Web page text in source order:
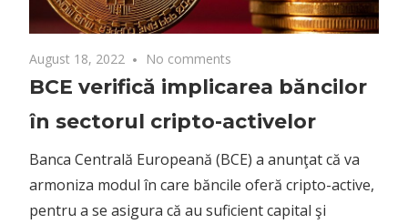
August 18, 2022 No comments
BCE verifică implicarea băncilor
în sectorul cripto-activelor
Banca Centrală Europeană (BCE) a anunţat că va
armoniza modul în care băncile oferă cripto-active,
pentru a se asigura că au suficient capital şi